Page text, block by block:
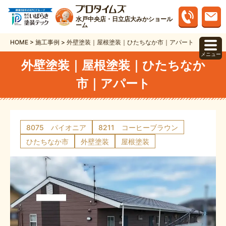
水戸中央店・日立店大みかショール
ーム
HOME > 施工事例 > 外壁塗装｜屋根塗装｜ひたちなか市｜アパート
外壁塗装｜屋根塗装｜ひたちなか
市｜アパート
8075 パイオニア
8211 コーヒーブラウン
ひたちなか市
外壁塗装 屋根塗装
メニュー